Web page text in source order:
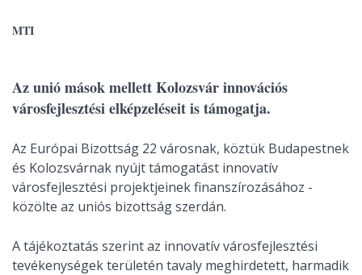
MTI
Az unió mások mellett Kolozsvár innovációs
városfejlesztési elképzeléseit is támogatja.
Az Európai Bizottság 22 városnak, köztük Budapestnek
és Kolozsvárnak nyújt támogatást innovatív
városfejlesztési projektjeinek finanszírozásához -
közölte az uniós bizottság szerdán.
A tájékoztatás szerint az innovatív városfejlesztési
tevékenységek területén tavaly meghirdetett, harmadik